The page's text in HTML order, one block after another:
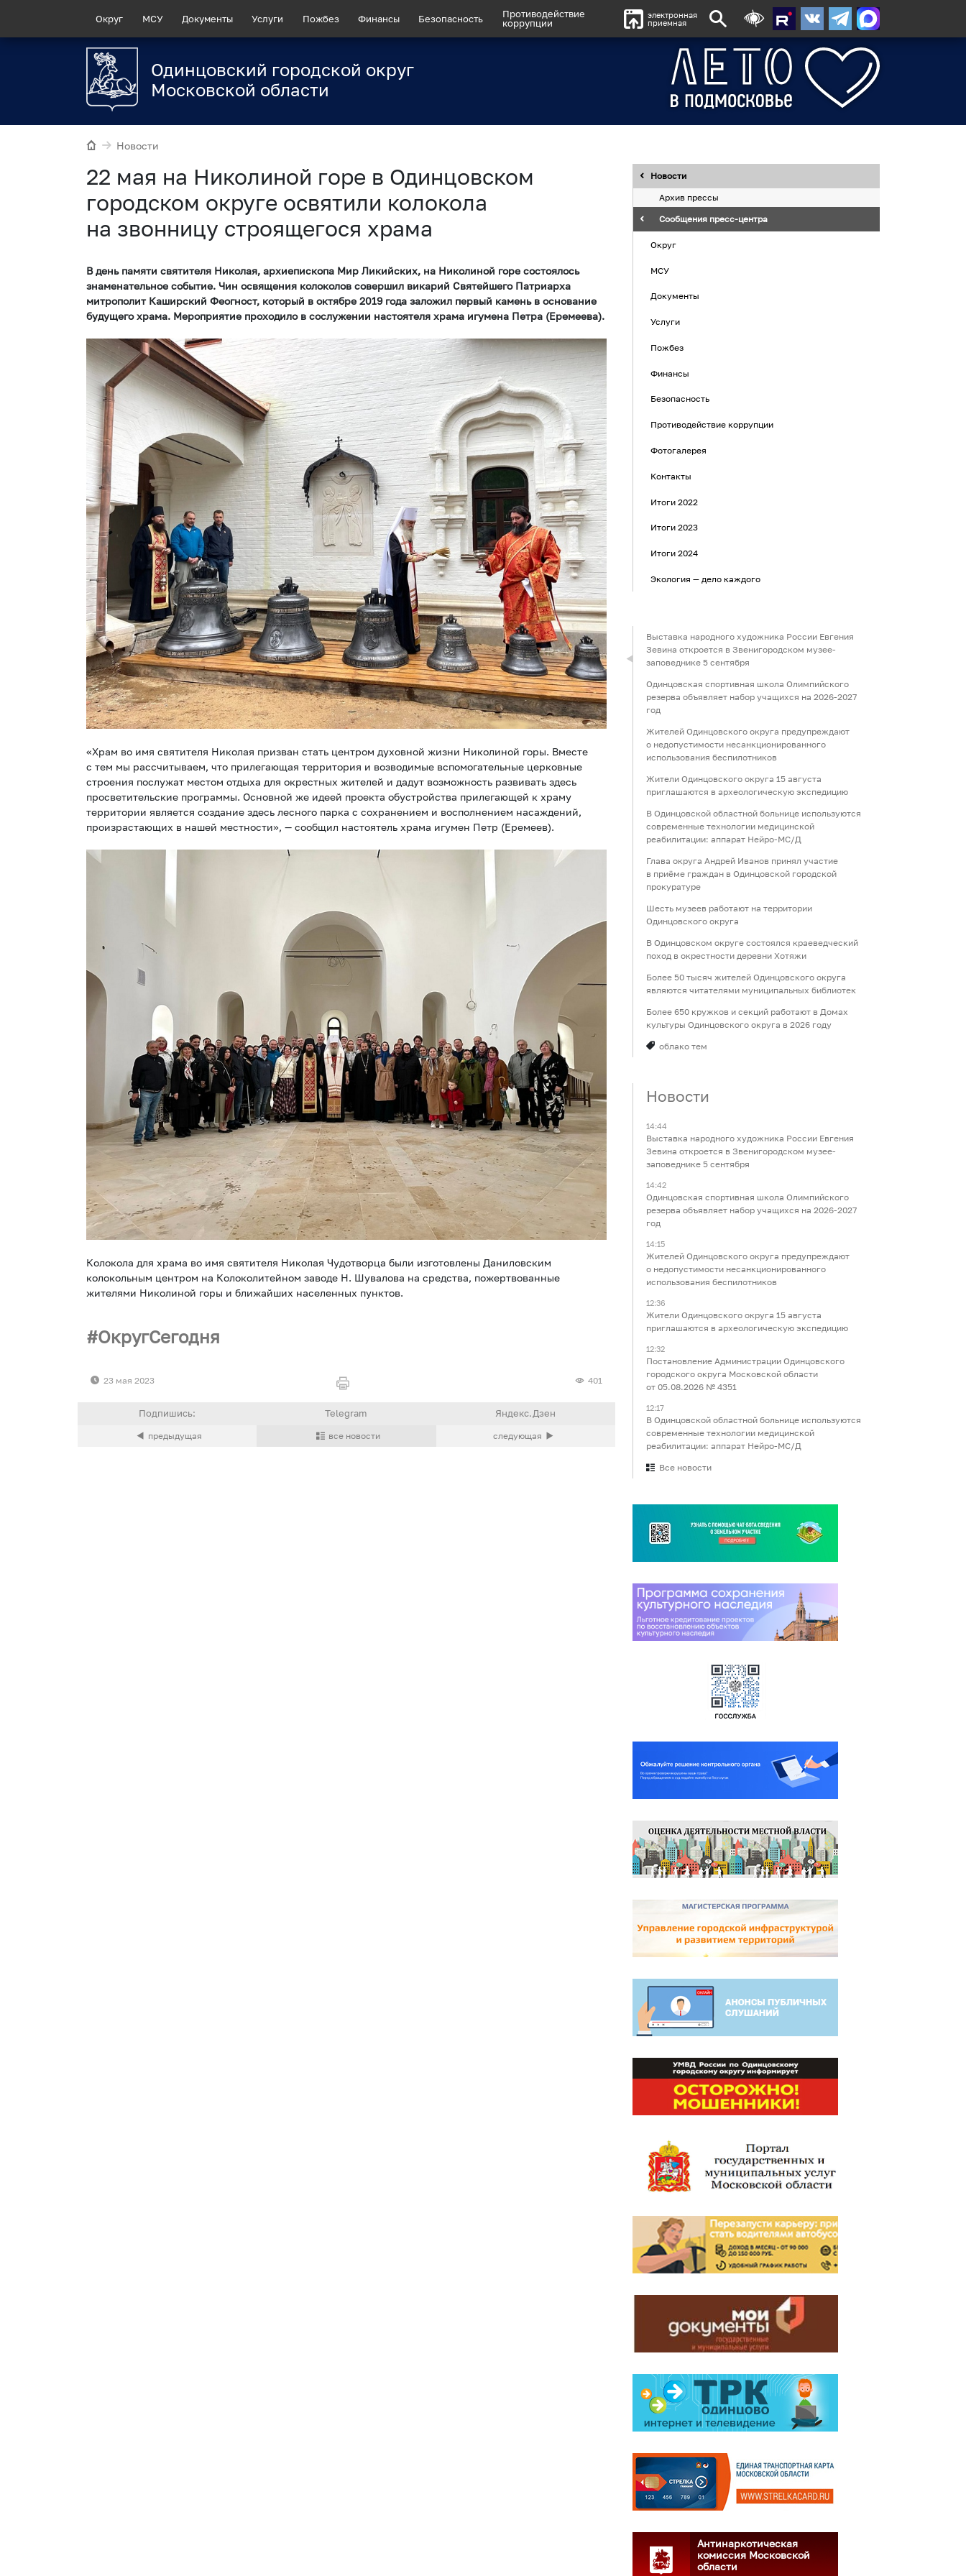
Округ МСУ Документы Услуги Пожбез Финансы Безопасность
Противодействие
коррупции
электронная
приемная
Одинцовский городской округ
Московской области
Новости
22 мая на Николиной горе в Одинцовском
городском округе освятили колокола
на звонницу строящегося храма
В день памяти святителя Николая, архиепископа Мир Ликийских, на Николиной горе состоялось
знаменательное событие. Чин освящения колоколов совершил викарий Святейшего Патриарха
митрополит Каширский Феогност, который в октябре 2019 года заложил первый камень в основание
будущего храма. Мероприятие проходило в сослужении настоятеля храма игумена Петра (Еремеева).
«Храм во имя святителя Николая призван стать центром духовной жизни Николиной горы. Вместе
с тем мы рассчитываем, что прилегающая территория и возводимые вспомогательные церковные
строения послужат местом отдыха для окрестных жителей и дадут возможность развивать здесь
просветительские программы. Основной же идеей проекта обустройства прилегающей к храму
территории является создание здесь лесного парка с сохранением и восполнением насаждений,
произрастающих в нашей местности», — сообщил настоятель храма игумен Петр (Еремеев).
Колокола для храма во имя святителя Николая Чудотворца были изготовлены Даниловским
колокольным центром на Колоколитейном заводе Н. Шувалова на средства, пожертвованные
жителями Николиной горы и ближайших населенных пунктов.
ОкругСегодня
23 мая 2023 401
Новости
Архив прессы
Сообщения пресс-центра
Округ
МСУ
Документы
Услуги
Пожбез
Финансы
Безопасность
Противодействие коррупции
Фотогалерея
Контакты
Итоги 2022
Итоги 2023
Итоги 2024
Экология — дело каждого
Выставка народного художника России Евгения
Зевина откроется в Звенигородском музее-
заповеднике 5 сентября
Одинцовская спортивная школа Олимпийского
резерва объявляет набор учащихся на 2026-2027
год
Жителей Одинцовского округа предупреждают
о недопустимости несанкционированного
использования беспилотников
Жители Одинцовского округа 15 августа
приглашаются в археологическую экспедицию
В Одинцовской областной больнице используются
современные технологии медицинской
реабилитации: аппарат Нейро-МС/Д
Глава округа Андрей Иванов принял участие
в приёме граждан в Одинцовской городской
прокуратуре
Шесть музеев работают на территории
Одинцовского округа
В Одинцовском округе состоялся краеведческий
поход в окрестности деревни Хотяжи
Более 50 тысяч жителей Одинцовского округа
являются читателями муниципальных библиотек
Более 650 кружков и секций работают в Домах
культуры Одинцовского округа в 2026 году
облако тем
Новости
14:44
Выставка народного художника России Евгения
Зевина откроется в Звенигородском музее-
заповеднике 5 сентября
14:42
Одинцовская спортивная школа Олимпийского
резерва объявляет набор учащихся на 2026-2027
год
14:15
Жителей Одинцовского округа предупреждают
о недопустимости несанкционированного
использования беспилотников
12:36
Жители Одинцовского округа 15 августа
приглашаются в археологическую экспедицию
12:32
Постановление Администрации Одинцовского
городского округа Московской области
от 05.08.2026 № 4351
12:17
В Одинцовской областной больнице используются
современные технологии медицинской
реабилитации: аппарат Нейро-МС/Д
Все новости
Антинаркотическая
комиссия Московской
области